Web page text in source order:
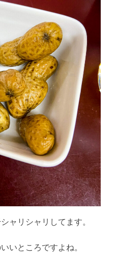
ャリシャリしてます。
いところですよね。